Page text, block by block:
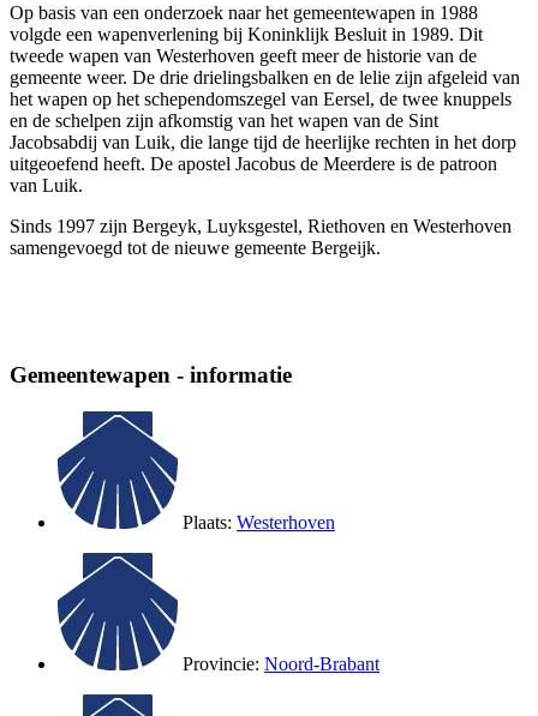
Op basis van een onderzoek naar het gemeentewapen in 1988
volgde een wapenverlening bij Koninklijk Besluit in 1989. Dit
tweede wapen van Westerhoven geeft meer de historie van de
gemeente weer. De drie drielingsbalken en de lelie zijn afgeleid van
het wapen op het schependomszegel van Eersel, de twee knuppels
en de schelpen zijn afkomstig van het wapen van de Sint
Jacobsabdij van Luik, die lange tijd de heerlijke rechten in het dorp
uitgeoefend heeft. De apostel Jacobus de Meerdere is de patroon
van Luik.
Sinds 1997 zijn Bergeyk, Luyksgestel, Riethoven en Westerhoven
samengevoegd tot de nieuwe gemeente Bergeijk.
Gemeentewapen - informatie
Plaats: Westerhoven
Provincie: Noord-Brabant